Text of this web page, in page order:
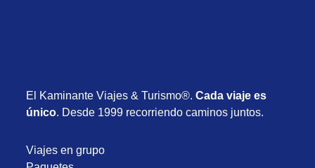
El Kaminante Viajes & Turismo®.Cada viaje es
único. Desde 1999 recorriendo caminos juntos.
Viajes en grupo